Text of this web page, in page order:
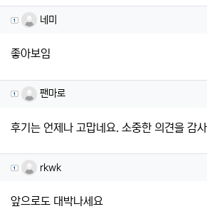
네미님의 댓글
네미
좋아보임
팬마로님의 댓글
팬마로
후기는 언제나 고맙네요. 소중한 의견을 감
rkwk님의 댓글
rkwk
앞으로도 대박나세요